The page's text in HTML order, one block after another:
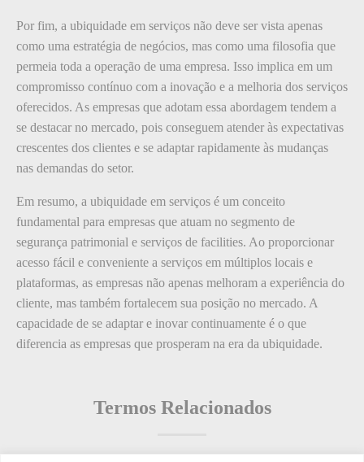
Por fim, a ubiquidade em serviços não deve ser vista apenas
como uma estratégia de negócios, mas como uma filosofia que
permeia toda a operação de uma empresa. Isso implica em um
compromisso contínuo com a inovação e a melhoria dos serviços
oferecidos. As empresas que adotam essa abordagem tendem a
se destacar no mercado, pois conseguem atender às expectativas
crescentes dos clientes e se adaptar rapidamente às mudanças
nas demandas do setor.
Em resumo, a ubiquidade em serviços é um conceito
fundamental para empresas que atuam no segmento de
segurança patrimonial e serviços de facilities. Ao proporcionar
acesso fácil e conveniente a serviços em múltiplos locais e
plataformas, as empresas não apenas melhoram a experiência do
cliente, mas também fortalecem sua posição no mercado. A
capacidade de se adaptar e inovar continuamente é o que
diferencia as empresas que prosperam na era da ubiquidade.
Termos Relacionados